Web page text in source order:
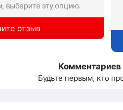
выберите эту опцию.
отзыв
Будьте первым, кто